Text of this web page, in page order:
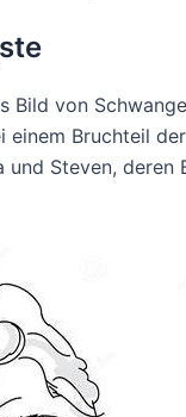
von
einem Bruchteil
Steven,